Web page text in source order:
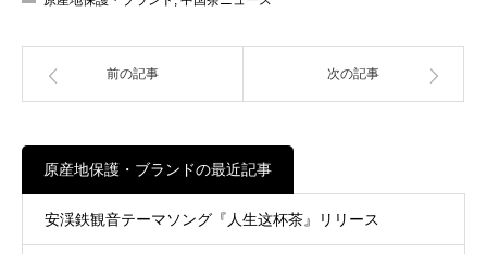
前の記事 次の記事
原産地保護・ブランドの最近記事
安渓鉄観音テーマソング『人生这杯茶』リリース